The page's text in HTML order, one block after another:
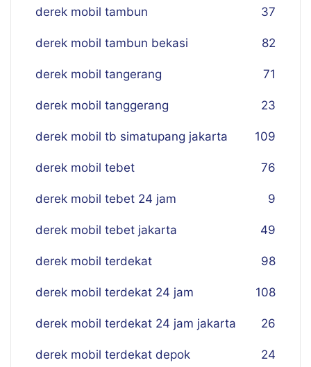
derek mobil tambun 37
derek mobil tambun bekasi 82
derek mobil tangerang 71
derek mobil tanggerang 23
derek mobil tb simatupang jakarta 109
derek mobil tebet 76
derek mobil tebet 24 jam 9
derek mobil tebet jakarta 49
derek mobil terdekat 98
derek mobil terdekat 24 jam 108
derek mobil terdekat 24 jam jakarta 26
derek mobil terdekat depok 24